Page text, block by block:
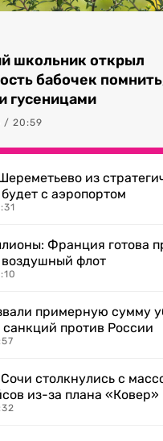
школьник открыл
бабочек
гусеницами
/ 20:59
из
с аэропортом
Франция готова
флот
примерную сумму
против России
столкнулись с
из-за плана «Ковер»